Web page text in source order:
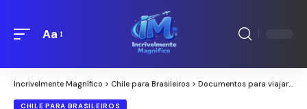
Redimensionamento
fontes
Aa
Incrivelmente Magnífico > Chile para Brasileiros > Documentos para viajar para o Chile: guia completo para brasileiros
CHILE PARA BRASILEIROS